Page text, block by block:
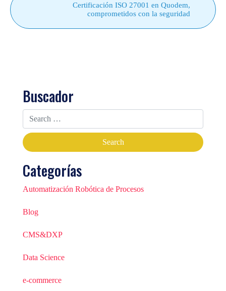
Certificación ISO 27001 en Quodem,
comprometidos con la seguridad
Buscador
Categorías
Automatización Robótica de Procesos
Blog
CMS&DXP
Data Science
e-commerce